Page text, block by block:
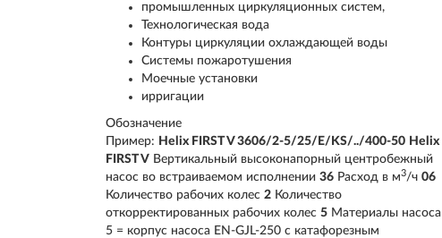
промышленных циркуляционных систем,
Технологическая вода
Контуры циркуляции охлаждающей воды
Системы пожаротушения
Моечные установки
ирригации
Обозначение
Пример: Helix FIRST V 3606/2-5/25/E/KS/../400-50 Helix
FIRST V Вертикальный высоконапорный центробежный
насос во встраиваемом исполнении36 Расход в м3/ч06
Количество рабочих колес2 Количество
откорректированных рабочих колес5 Материалы насоса
5 = корпус насоса EN-GJL-250 с катафорезным